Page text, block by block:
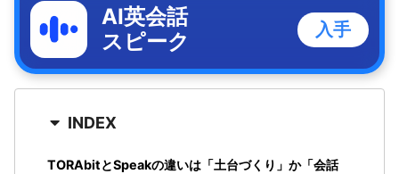
AI英会話
スピーク
入手
INDEX
TORAbitとSpeakの違いは「土台づくり」か「会話